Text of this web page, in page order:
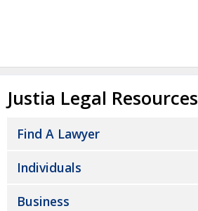
Justia Legal Resources
Find A Lawyer
Individuals
Business